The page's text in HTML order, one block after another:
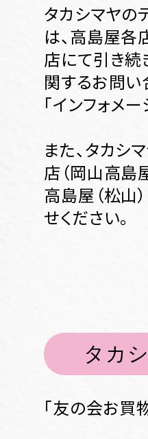
タカシマヤの
は、高島屋各
店にて引き続
関するお問い
「インフォメ
また、タカシ
店（岡山高島
高島屋（松山
せください。
タカ
「友の会お買